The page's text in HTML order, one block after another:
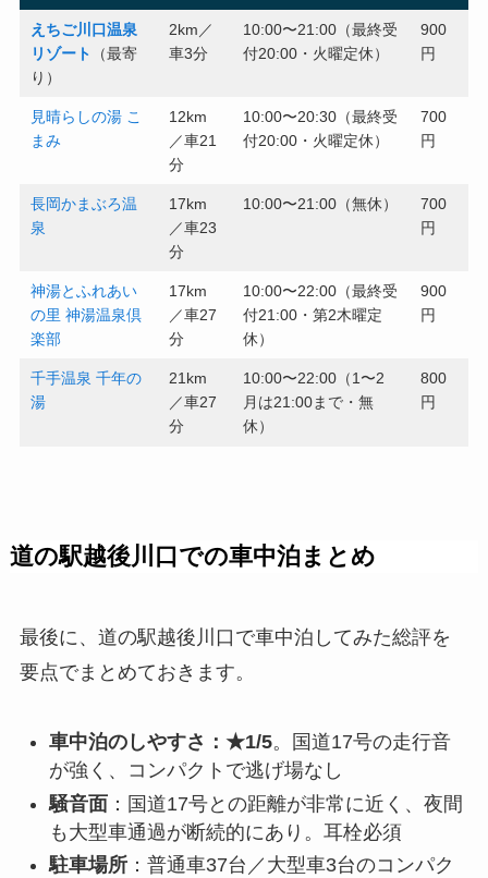
えちご川口温泉
リゾート
（最寄
り）
2km／
車3分
10:00〜21:00（最終受
付20:00・火曜定休）
900
円
見晴らしの湯 こ
まみ
12km
／車21
分
10:00〜20:30（最終受
付20:00・火曜定休）
700
円
長岡かまぶろ温
泉
17km
／車23
分
10:00〜21:00（無休）
700
円
神湯とふれあい
の里 神湯温泉倶
楽部
17km
／車27
分
10:00〜22:00（最終受
付21:00・第2木曜定
休）
900
円
千手温泉 千年の
湯
21km
／車27
分
10:00〜22:00（1〜2
月は21:00まで・無
休）
800
円
道の駅越後川口での車中泊まとめ
最後に、道の駅越後川口で車中泊してみた総評を
要点でまとめておきます。
車中泊のしやすさ：★1/5。国道17号の走行音
が強く、コンパクトで逃げ場なし
騒音面：国道17号との距離が非常に近く、夜間
も大型車通過が断続的にあり。耳栓必須
駐車場所：普通車37台／大型車3台のコンパク